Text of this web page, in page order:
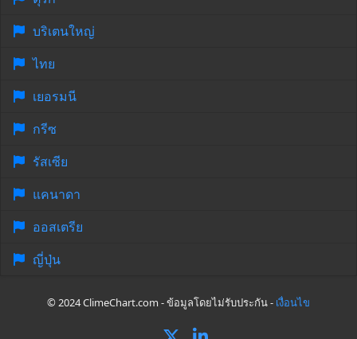
บริเตนใหญ่
ไทย
เยอรมนี
กรีซ
รัสเซีย
แคนาดา
ออสเตรีย
ญี่ปุ่น
© 2024 ClimeChart.com - ข้อมูลโดยไม่รับประกัน - เงื่อนไข